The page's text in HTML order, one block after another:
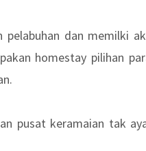
dan memilki
homestay pilihan
pusat keramaian tak